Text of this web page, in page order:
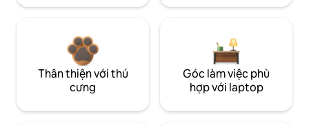
Thân thiện với thú
cưng
Góc làm việc phù
hợp với laptop